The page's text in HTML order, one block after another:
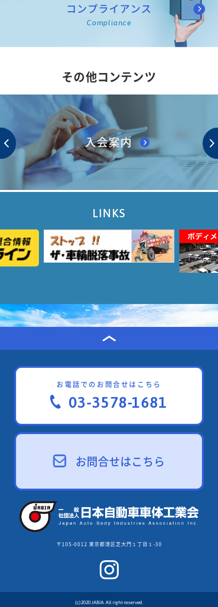
コンプライアンス
Compliance
その他コンテンツ
LINKS
お電話でのお問合せはこちら
03-3578-1681
お問合せはこちら
〒105-0012 東京都港区芝大門１丁目１-30
(c)2020 JABIA. All right reserved.